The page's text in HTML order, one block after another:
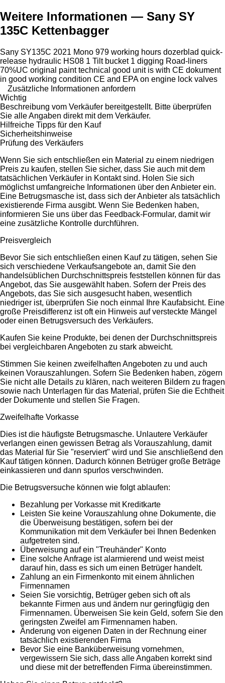
Weitere Informationen — Sany SY
135C Kettenbagger
Sany SY135C 2021 Mono 979 working hours dozerblad quick-
release hydraulic HS08 1 Tilt bucket 1 digging Road-liners
70%UC original paint technical good unit is with CE dokument
in good working condition CE and EPA on engine lock valves
Zusätzliche Informationen anfordern
Wichtig
Beschreibung vom Verkäufer bereitgestellt. Bitte überprüfen
Sie alle Angaben direkt mit dem Verkäufer.
Hilfreiche Tipps für den Kauf
Sicherheitshinweise
Prüfung des Verkäufers
Wenn Sie sich entschließen ein Material zu einem niedrigen
Preis zu kaufen, stellen Sie sicher, dass Sie auch mit dem
tatsächlichen Verkäufer in Kontakt sind. Holen Sie sich
möglichst umfangreiche Informationen über den Anbieter ein.
Eine Betrugsmasche ist, dass sich der Anbieter als tatsächlich
existierende Firma ausgibt. Wenn Sie Bedenken haben,
informieren Sie uns über das Feedback-Formular, damit wir
eine zusätzliche Kontrolle durchführen.
Preisvergleich
Bevor Sie sich entschließen einen Kauf zu tätigen, sehen Sie
sich verschiedene Verkaufsangebote an, damit Sie den
handelsüblichen Durchschnittspreis feststellen können für das
Angebot, das Sie ausgewählt haben. Sofern der Preis des
Angebots, das Sie sich ausgesucht haben, wesentlich
niedriger ist, überprüfen Sie noch einmal Ihre Kaufabsicht. Eine
große Preisdifferenz ist oft ein Hinweis auf versteckte Mängel
oder einen Betrugsversuch des Verkäufers.
Kaufen Sie keine Produkte, bei denen der Durchschnittspreis
bei vergleichbaren Angeboten zu stark abweicht.
Stimmen Sie keinen zweifelhaften Angeboten zu und auch
keinen Vorauszahlungen. Sofern Sie Bedenken haben, zögern
Sie nicht alle Details zu klären, nach weiteren Bildern zu fragen
sowie nach Unterlagen für das Material, prüfen Sie die Echtheit
der Dokumente und stellen Sie Fragen.
Zweifelhafte Vorkasse
Dies ist die häufigste Betrugsmasche. Unlautere Verkäufer
verlangen einen gewissen Betrag als Vorauszahlung, damit
das Material für Sie "reserviert" wird und Sie anschließend den
Kauf tätigen können. Dadurch können Betrüger große Beträge
einkassieren und dann spurlos verschwinden.
Die Betrugsversuche können wie folgt ablaufen:
Bezahlung per Vorkasse mit Kreditkarte
Leisten Sie keine Vorauszahlung ohne Dokumente, die
die Überweisung bestätigen, sofern bei der
Kommunikation mit dem Verkäufer bei Ihnen Bedenken
aufgetreten sind.
Überweisung auf ein "Treuhänder" Konto
Eine solche Anfrage ist alarmierend und weist meist
darauf hin, dass es sich um einen Betrüger handelt.
Zahlung an ein Firmenkonto mit einem ähnlichen
Firmennamen
Seien Sie vorsichtig, Betrüger geben sich oft als
bekannte Firmen aus und ändern nur geringfügig den
Firmennamen. Überweisen Sie kein Geld, sofern Sie den
geringsten Zweifel am Firmennamen haben.
Änderung von eigenen Daten in der Rechnung einer
tatsächlich existierenden Firma
Bevor Sie eine Banküberweisung vornehmen,
vergewissern Sie sich, dass alle Angaben korrekt sind
und diese mit der betreffenden Firma übereinstimmen.